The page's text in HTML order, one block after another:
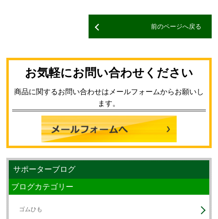
前のページへ戻る
お気軽にお問い合わせください
商品に関するお問い合わせはメールフォームからお願いし
ます。
サポーターブログ
ブログカテゴリー
ゴムひも